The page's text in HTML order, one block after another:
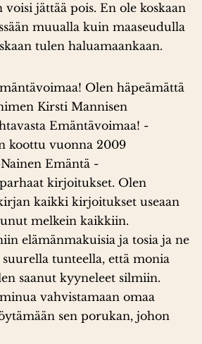
voisi jättää pois. En ole koskaan
muualla kuin maaseudulla
tulen haluamaankaan.
Olen häpeämättä
Kirsti Mannisen
Emäntävoimaa! -
koottu vuonna 2009
Emäntä -
kirjoitukset. Olen
kaikki kirjoitukset useaan
melkein kaikkiin.
elämänmakuisia ja tosia ja ne
tunteella, että monia
saanut kyyneleet silmiin.
vahvistamaan omaa
sen porukan, johon